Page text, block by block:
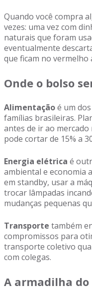
Quando você compra
vezes: uma vez com
naturais que foram
eventualmente
que ficam no vermelho
Onde o bolso
Alimentaçãoé um
famílias brasileiras.
antes de ir ao mercado
pode cortar de 15% a
Energia elétrica é
ambiental e economia
em standby, usar a
trocar lâmpadas
mudanças pequenas
Transporte também
compromissos para
transporte coletivo
com colegas.
A armadilha